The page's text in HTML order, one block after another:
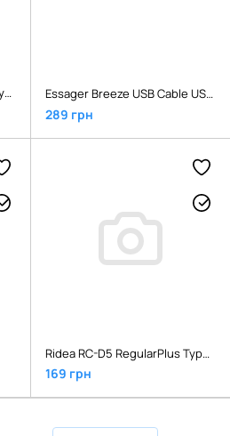
Essager Breeze USB Cable Type C to Type C 1M 100W Black Essager Breeze USB Cable USB-A to Type C 1M 100W Black
289 грн
Ridea RC-D5 RegularPlus Type-C 3A Black
169 грн